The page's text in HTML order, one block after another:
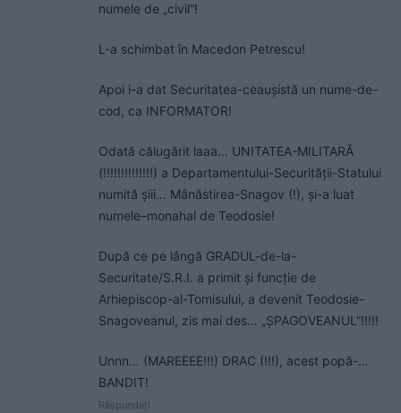
numele de „civil”!
L-a schimbat în Macedon Petrescu!
Apoi i-a dat Securitatea-ceaușistă un nume-de-
cod, ca INFORMATOR!
Odată călugărit laaa… UNITATEA-MILITARĂ
(!!!!!!!!!!!!!!) a Departamentului-Securității-Statului
numită șiii… Mânăstirea-Snagov (!), și-a luat
numele–monahal de Teodosie!
După ce pe lângă GRADUL-de-la-
Securitate/S.R.I. a primit și funcție de
Arhiepiscop-al-Tomisului, a devenit Teodosie-
Snagoveanul, zis mai des… „ȘPAGOVEANUL”!!!!!
Unnn… (MAREEEE!!!) DRAC (!!!), acest popă-…
BANDIT!
Răspundeți